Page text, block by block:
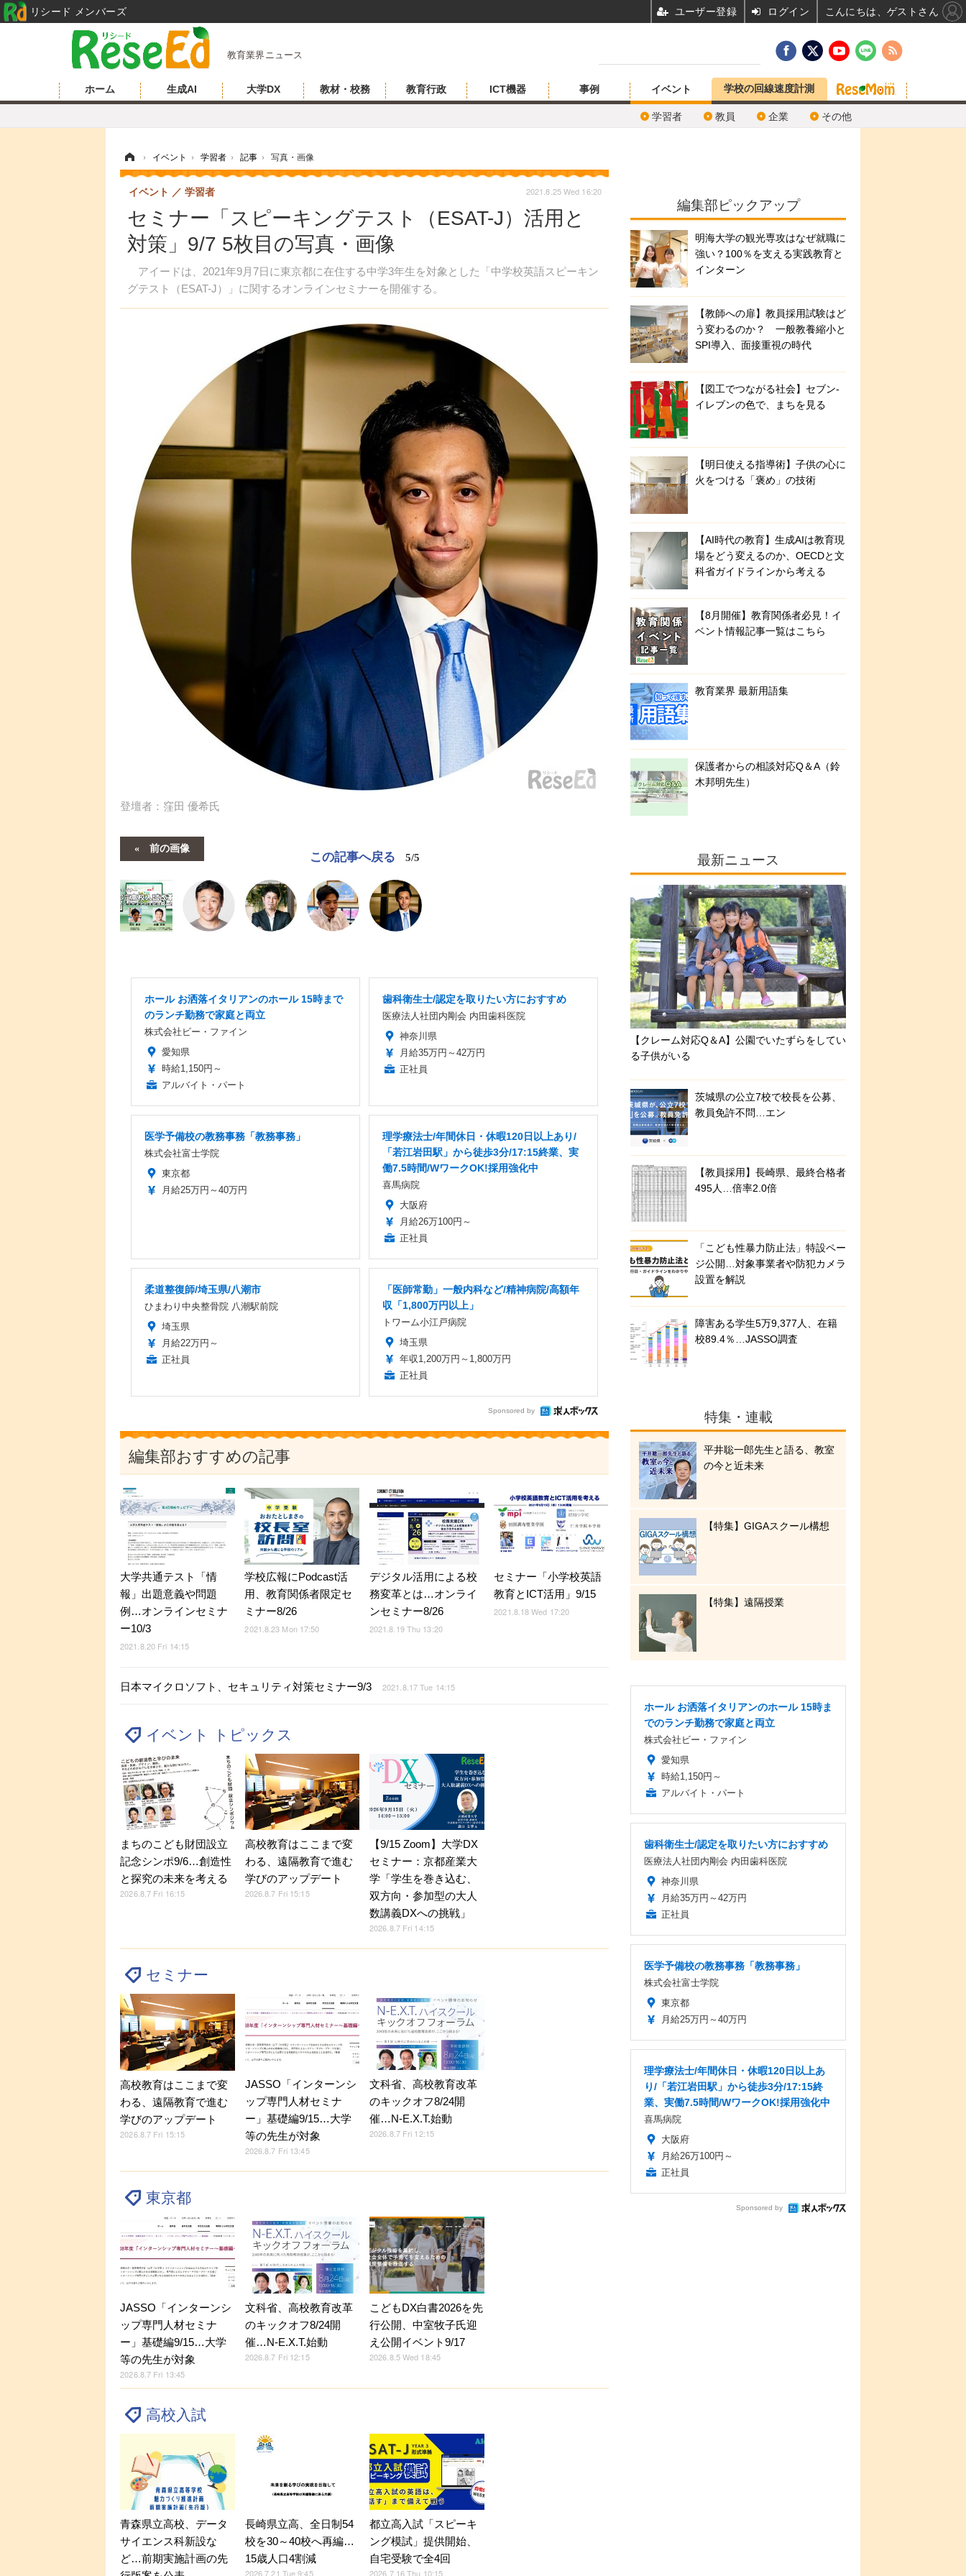
教育業界ニュース
ホーム 生成AI 大学DX 教材・校務 教育行政 ICT機器 事例 イベント
学習者 教員 企業 その他
学校の回線速度計測
› イベント › 学習者 › 記事 › 写真・画像
セミナー「スピーキングテスト（ESAT-J）活用と
対策」9/7 5枚目の写真・画像
アイードは、2021年9月7日に東京都に在住する中学3年生を対象とした「中学校英語スピーキン
グテスト（ESAT-J）」に関するオンラインセミナーを開催する。
イベント 学習者 2021.8.25 Wed 16:20
登壇者：窪田 優希氏
前の画像
この記事へ戻る 5/5
ホール お洒落イタリアンのホール 15時まで
のランチ勤務で家庭と両立
株式会社ビー・ファイン
愛知県
時給1,150円～
アルバイト・パート
歯科衛生士/認定を取りたい方におすすめ
医療法人社団内剛会 内田歯科医院
神奈川県
月給35万円～42万円
正社員
医学予備校の教務事務「教務事務」
株式会社富士学院
東京都
月給25万円～40万円
理学療法士/年間休日・休暇120日以上あり/
「若江岩田駅」から徒歩3分/17:15終業、実
働7.5時間/WワークOK!採用強化中
喜馬病院
大阪府
月給26万100円～
正社員
柔道整復師/埼玉県/八潮市
ひまわり中央整骨院 八潮駅前院
埼玉県
月給22万円～
正社員
「医師常勤」一般内科など/精神病院/高額年
収「1,800万円以上」
トワーム小江戸病院
埼玉県
年収1,200万円～1,800万円
正社員
Sponsored by
編集部おすすめの記事
大学共通テスト「情
報」出題意義や問題
例…オンラインセミナ
ー10/3
2021.8.20 Fri 14:15
学校広報にPodcast活
用、教育関係者限定セ
ミナー8/26
2021.8.23 Mon 17:50
デジタル活用による校
務変革とは…オンライ
ンセミナー8/26
2021.8.19 Thu 13:20
セミナー「小学校英語
教育とICT活用」9/15
2021.8.18 Wed 17:20
日本マイクロソフト、セキュリティ対策セミナー9/3 2021.8.17 Tue 14:15
イベント トピックス
まちのこども財団設立
記念シンポ9/6…創造性
と探究の未来を考える
2026.8.7 Fri 16:15
高校教育はここまで変
わる、遠隔教育で進む
学びのアップデート
2026.8.7 Fri 15:15
【9/15 Zoom】大学DX
セミナー：京都産業大
学「学生を巻き込む、
双方向・参加型の大人
数講義DXへの挑戦」
2026.8.7 Fri 14:15
セミナー
高校教育はここまで変
わる、遠隔教育で進む
学びのアップデート
2026.8.7 Fri 15:15
JASSO「インターンシ
ップ専門人材セミナ
ー」基礎編9/15…大学
等の先生が対象
2026.8.7 Fri 13:45
文科省、高校教育改革
のキックオフ8/24開
催…N-E.X.T.始動
2026.8.7 Fri 12:15
東京都
JASSO「インターンシ
ップ専門人材セミナ
ー」基礎編9/15…大学
等の先生が対象
2026.8.7 Fri 13:45
文科省、高校教育改革
のキックオフ8/24開
催…N-E.X.T.始動
2026.8.7 Fri 12:15
こどもDX白書2026を先
行公開、中室牧子氏迎
え公開イベント9/17
2026.8.5 Wed 18:45
高校入試
青森県立高校、データ
サイエンス科新設な
ど…前期実施計画の先
長崎県立高、全日制54
校を30～40校へ再編…
15歳人口4割減
2026.7.21 Tue 9:45
都立高入試「スピーキ
ング模試」提供開始、
自宅受験で全4回
2026.7.16 Thu 10:15
編集部ピックアップ
明海大学の観光専攻はなぜ就職に
強い？100％を支える実践教育と
インターン
【教師への扉】教員採用試験はど
う変わるのか？ 一般教養縮小と
SPI導入、面接重視の時代
【図工でつながる社会】セブン‐
イレブンの色で、まちを見る
【明日使える指導術】子供の心に
火をつける「褒め」の技術
【AI時代の教育】生成AIは教育現
場をどう変えるのか、OECDと文
科省ガイドラインから考える
【8月開催】教育関係者必見！イ
ベント情報記事一覧はこちら
教育業界 最新用語集
保護者からの相談対応Q＆A（鈴
木邦明先生）
最新ニュース
【クレーム対応Q＆A】公園でいたずらをしてい
る子供がいる
茨城県の公立7校で校長を公募、
教員免許不問…エン
【教員採用】長崎県、最終合格者
495人…倍率2.0倍
「こども性暴力防止法」特設ペー
ジ公開…対象事業者や防犯カメラ
設置を解説
障害ある学生5万9,377人、在籍
校89.4％…JASSO調査
特集・連載
平井聡一郎先生と語る、教室
の今と近未来
【特集】GIGAスクール構想
【特集】遠隔授業
ホール お洒落イタリアンのホール 15時ま
でのランチ勤務で家庭と両立
株式会社ビー・ファイン
愛知県
時給1,150円～
アルバイト・パート
歯科衛生士/認定を取りたい方におすすめ
医療法人社団内剛会 内田歯科医院
神奈川県
月給35万円～42万円
正社員
医学予備校の教務事務「教務事務」
株式会社富士学院
東京都
月給25万円～40万円
理学療法士/年間休日・休暇120日以上あ
り/「若江岩田駅」から徒歩3分/17:15終
業、実働7.5時間/WワークOK!採用強化中
喜馬病院
大阪府
月給26万100円～
正社員
Sponsored by
リシード メンバーズ ユーザー登録 ログイン こんにちは、ゲストさん